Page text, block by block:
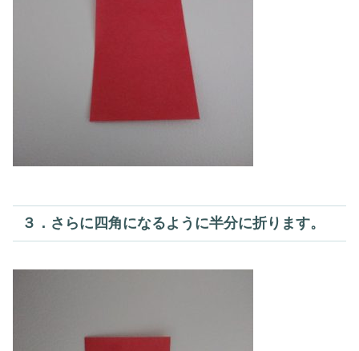
３．さらに四角になるように半分に折ります。